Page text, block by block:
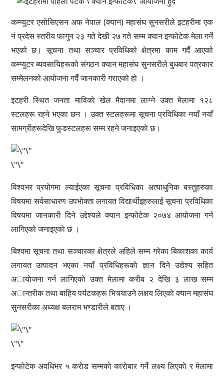
कम्प्युटर एसोसिएसन अफ नेपाल (क्यान) महासंघसुनसरीलेइटहरीमाएक
नं प्रदेसस्तरीयफागुन २३ गते देखी २७ गते सम्मक्यान इन्फोटेक मेला गर्ने
भएको छ। सूचना तथा सञ्चार प्रविधिको क्षेत्रमा काम गर्दै आएको
कम्प्युटर ब्यवसायिहरूको संगठन क्यान महासंघ सुनसरीले बुधबार पत्रकार
सम्मेलनको आयोजना गर्दै जानकारी गराएको हो ।
इटहरी स्थित जनतामाविकाे खेल मैदानमा लाग्ने उक्त मेलामा १२८
स्टलहरू रहने भएका छन । उक्त स्टलहरूमा सूचना प्रविधिका नयाँ नयाँ
सामग्रीहरूदेखि फुडस्टलहरू सम्म रहने जनाइएकाे छ।
\"\"
विश्वभर प्रयोगमा ल्याईएका सूचना प्रविधिका अत्याधुनिक बस्तुहरुका
विषयमा सर्वसाधारण उपभोक्ता लगायत विद्यार्थीइहरुलाई सूचना प्रविधिका
विषयमा जानकारी दिने उद्देश्यले क्यान इन्फोटेक २०७४ आयोजना गर्न
लागिएको जनाइएकाे छ ।
बिश्वमा सूचना तथा सञ्चारका क्षेत्रले अहिले सम्म गरेका बिकाशका कार्य
लगायत उत्पादन भएका नयाँ प्रविधिहरूकाे ज्ञान दिने उद्येश्य सहित
अायाेजना गर्न लागिएकाे उक्त मेलामा करीब २ देखि ३ लाख सम्म
अान्तरीक तथा बाहिय पर्यटकहरू भित्र्याउने लक्षय लिएकाे क्यान महासंघ
सुनसरीका अध्यक्ष बलराम भण्डारीले बताए ।
\"\"
इन्फाेटेक अवधिभर ५ कराेड सम्मकाे काराेबार गर्ने लक्ष्य लिएकाे र मेलामा